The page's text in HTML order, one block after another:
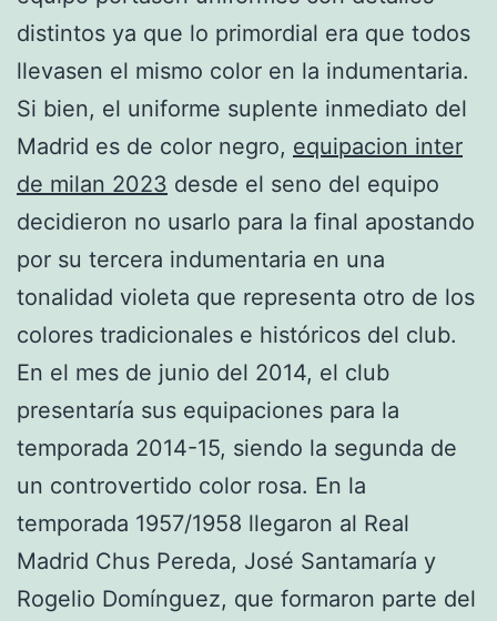
distintos ya que lo primordial era que todos
llevasen el mismo color en la indumentaria.
Si bien, el uniforme suplente inmediato del
Madrid es de color negro, equipacion inter
de milan 2023 desde el seno del equipo
decidieron no usarlo para la final apostando
por su tercera indumentaria en una
tonalidad violeta que representa otro de los
colores tradicionales e históricos del club.
En el mes de junio del 2014, el club
presentaría sus equipaciones para la
temporada 2014-15, siendo la segunda de
un controvertido color rosa. En la
temporada 1957/1958 llegaron al Real
Madrid Chus Pereda, José Santamaría y
Rogelio Domínguez, que formaron parte del